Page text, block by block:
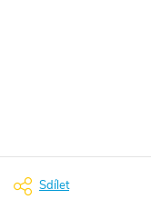
Sdílet